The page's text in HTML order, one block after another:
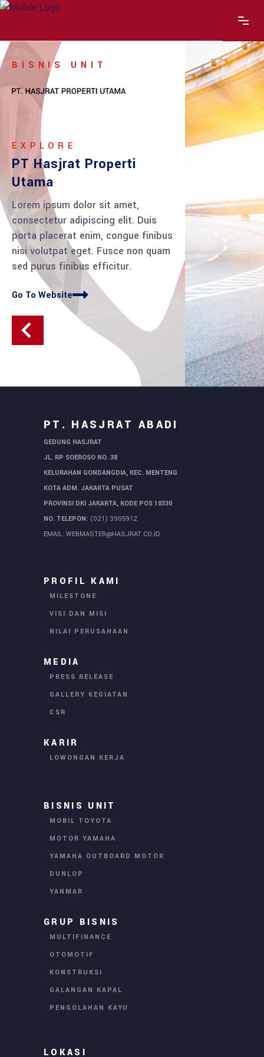
BISNIS UNIT
EXPLORE
PT Hasjrat Properti
Utama
Lorem ipsum dolor sit amet,
consectetur adipiscing elit. Duis
porta placerat enim, congue finibus
nisi volutpat eget. Fusce non quam
sed purus finibus efficitur.
Go To Website
PT. HASJRAT ABADI
GEDUNG HASJRAT
JL. RP SOEROSO NO. 38
KELURAHAN GONDANGDIA, KEC. MENTENG
KOTA ADM. JAKARTA PUSAT
PROVINSI DKI JAKARTA, KODE POS 10330
NO. TELEPON: (021) 3905912
EMAIL: WEBMASTER@HASJRAT.CO.ID
PROFIL KAMI
MILESTONE
VISI DAN MISI
NILAI PERUSAHAAN
MEDIA
PRESS RELEASE
GALLERY KEGIATAN
CSR
KARIR
LOWONGAN KERJA
BISNIS UNIT
MOBIL TOYOTA
MOTOR YAMAHA
YAMAHA OUTBOARD MOTOR
DUNLOP
YANMAR
GRUP BISNIS
MULTIFINANCE
OTOMOTIF
KONSTRUKSI
GALANGAN KAPAL
PENGOLAHAN KAYU
LOKASI